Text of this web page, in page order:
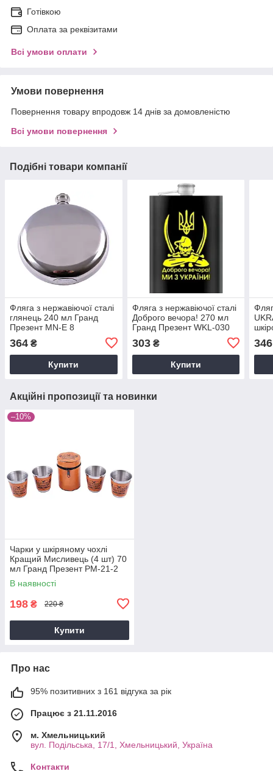
Готівкою
Оплата за реквізитами
Всі умови оплати
Умови повернення
Повернення товару впродовж 14 днів за домовленістю
Всі умови повернення
Подібні товари компанії
Фляга з нержавіючої сталі
глянець 240 мл Гранд
Презент MN-E 8
364 ₴
Купити
Фляга з нержавіючої сталі
Доброго вечора! 270 мл
Гранд Презент WKL-030
303₴
Купити
346
Акційні пропозиції та новинки
–10%
Чарки у шкіряному чохлі
Кращий Мисливець (4 шт) 70
мл Гранд Презент PM-21-2
В наявності
198 ₴ 220 ₴
Купити
Про нас
95% позитивних з 161 відгука за рік
Працює з 21.11.2016
м. Хмельницький
вул. Подільська, 17/1, Хмельницький, Україна
Контакти